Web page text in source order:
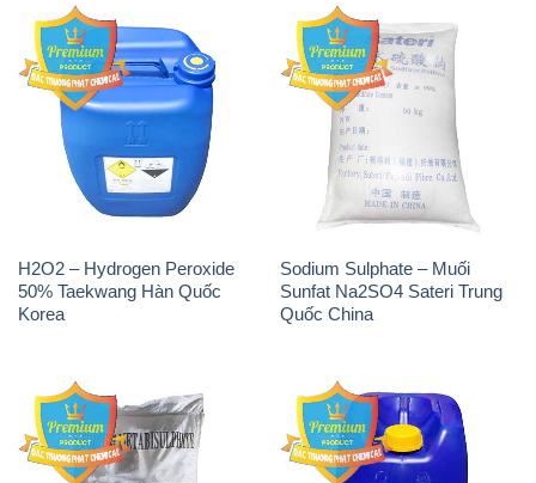
H2O2 – Hydrogen Peroxide
50% Taekwang Hàn Quốc
Korea
Sodium Sulphate – Muối
Sunfat Na2SO4 Sateri Trung
Quốc China